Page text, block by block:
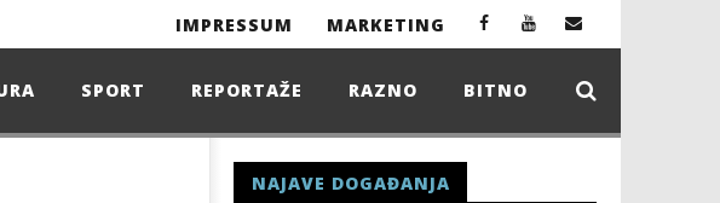
IMPRESSUM MARKETING
SPORT REPORTAŽE RAZNO BITNO
NAJAVE DOGAĐANJA